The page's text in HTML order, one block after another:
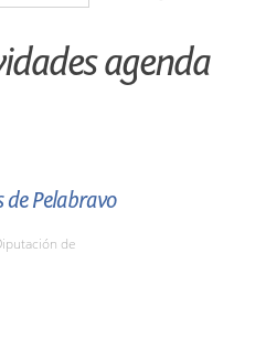
agenda
de Pelabravo
de